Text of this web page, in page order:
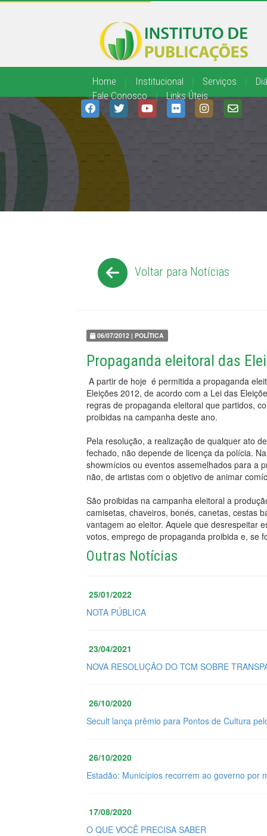
Home Institucional Serviços
Fale Conosco
| Links Úteis
Voltar para Notícias
06/07/2012 | POLÍTICA
Propaganda eleitoral das
A partir de hoje é permitida a propaganda
Eleições 2012, de acordo com a Lei das
regras de propaganda eleitoral que partidos,
proibidas na campanha deste ano.
Pela resolução, a realização de qualquer ato
fechado, não depende de licença da polícia.
showmícios ou eventos assemelhados para a
não, de artistas com o objetivo de animar
São proibidas na campanha eleitoral a
camisetas, chaveiros, bonés, canetas, cestas
vantagem ao eleitor. Aquele que desrespeitar
votos, emprego de propaganda proibida e, se
Outras Notícias
25/01/2022
NOTA PÚBLICA
23/04/2021
NOVA RESOLUÇÃO DO TCM SOBRE
26/10/2020
Secult lança prêmio para Pontos de Cultura
26/10/2020
Estadão: Municípios recorrem ao governo por
17/08/2020
O QUE VOCÊ PRECISA SABER